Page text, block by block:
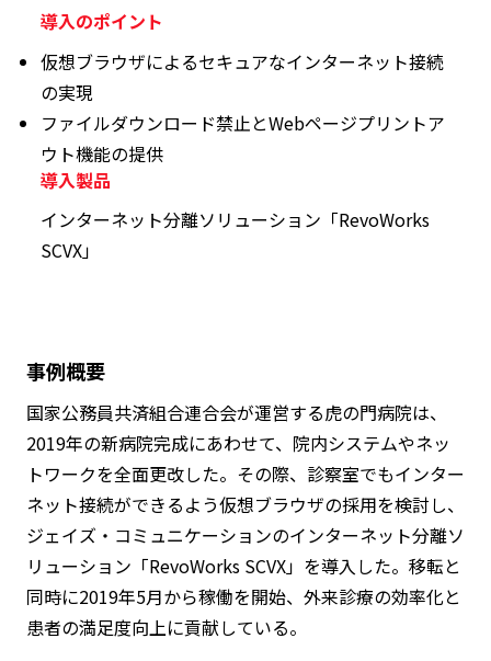
導入のポイント
仮想ブラウザによるセキュアなインターネット接続
の実現
ファイルダウンロード禁止とWebページプリントア
ウト機能の提供
導入製品
インターネット分離ソリューション「RevoWorks
SCVX」
事例概要
国家公務員共済組合連合会が運営する虎の門病院は、
2019年の新病院完成にあわせて、院内システムやネッ
トワークを全面更改した。その際、診察室でもインター
ネット接続ができるよう仮想ブラウザの採用を検討し、
ジェイズ・コミュニケーションのインターネット分離ソ
リューション「RevoWorks SCVX」を導入した。移転と
同時に2019年5月から稼働を開始、外来診療の効率化と
患者の満足度向上に貢献している。